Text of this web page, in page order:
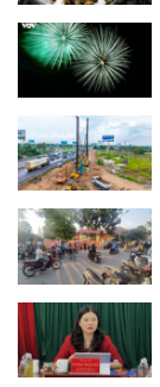
Thế giới
Quan sát
Cuộc sống đó đây